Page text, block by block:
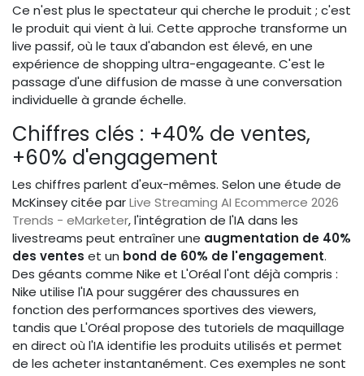
Ce n'est plus le spectateur qui cherche le produit ; c'est
le produit qui vient à lui. Cette approche transforme un
live passif, où le taux d'abandon est élevé, en une
expérience de shopping ultra-engageante. C'est le
passage d'une diffusion de masse à une conversation
individuelle à grande échelle.
Chiffres clés : +40% de ventes,
+60% d'engagement
Les chiffres parlent d'eux-mêmes. Selon une étude de
McKinsey citée parLive Streaming AI Ecommerce 2026
Trends - eMarketer, l'intégration de l'IA dans les
livestreams peut entraîner une augmentation de 40%
des ventes et un bond de 60% de l'engagement.
Des géants comme Nike et L'Oréal l'ont déjà compris :
Nike utilise l'IA pour suggérer des chaussures en
fonction des performances sportives des viewers,
tandis que L'Oréal propose des tutoriels de maquillage
en direct où l'IA identifie les produits utilisés et permet
de les acheter instantanément. Ces exemples ne sont